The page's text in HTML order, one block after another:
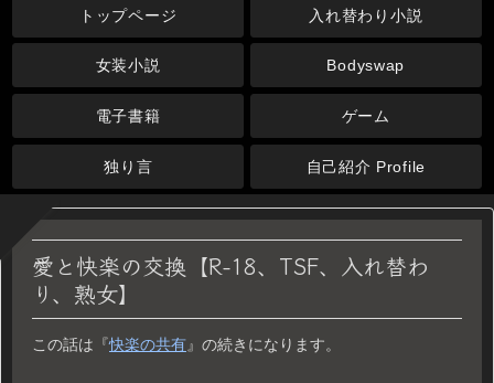
トップページ 入れ替わり小説
女装小説 Bodyswap
電子書籍 ゲーム
独り言 自己紹介 Profile
愛と快楽の交換【R-18、TSF、入れ替わ
り、熟女】
この話は『快楽の共有』の続きになります。